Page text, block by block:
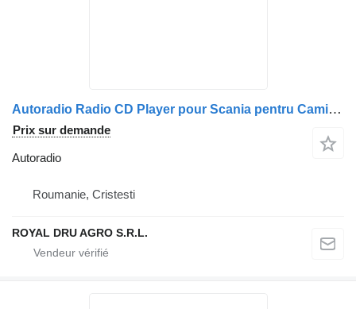
Autoradio Radio CD Player pour Scania pentru Camion – Model 2000085
Prix sur demande
Autoradio
Roumanie, Cristesti
ROYAL DRU AGRO S.R.L.